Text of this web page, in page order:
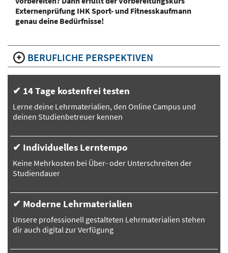
Externenprüfung IHK Sport- und Fitnesskaufmann
genau deine Bedürfnisse!
BERUFLICHE PERSPEKTIVEN
✔ 14 Tage kostenfrei testen
Lerne deine Lehrmaterialien, den Online Campus und
deinen Studienbetreuer kennen
✔ Individuelles Lerntempo
Keine Mehrkosten bei Über- oder Unterschreiten der
Studiendauer
✔ Moderne Lehrmaterialien
Unsere professionell gestalteten Lehrmaterialien stehen
dir auch digital zur Verfügung